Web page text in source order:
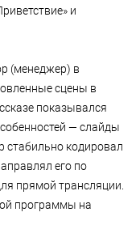
и
(менеджер) в
сцены в
показывался
— слайды
стабильно кодировал
его по
прямой трансляции.
программы на